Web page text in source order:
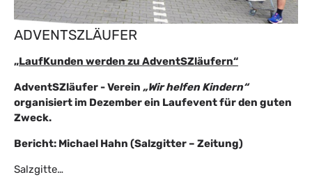
ADVENTSZLÄUFER
„LaufKunden werden zu AdventSZläufern“
AdventSZläufer - Verein „Wir helfen Kindern“
organisiert im Dezember ein Laufevent für den guten
Zweck.
Bericht: Michael Hahn (Salzgitter – Zeitung)
Salzgitte…